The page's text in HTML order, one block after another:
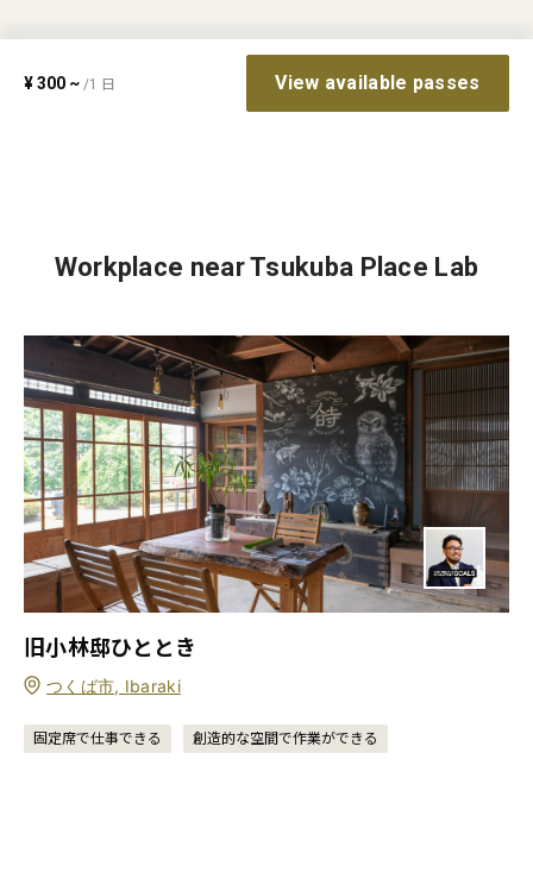
¥300 ~ /1 日 View available passes
Workplace near Tsukuba Place Lab
旧小林邸ひととき
つくば市, Ibaraki
固定席で仕事できる 創造的な空間で作業ができる